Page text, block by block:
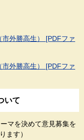
外勝高生） [PDFファ
市外勝高生） [PDFファ
いて
マを決めて意見募集を
ます）